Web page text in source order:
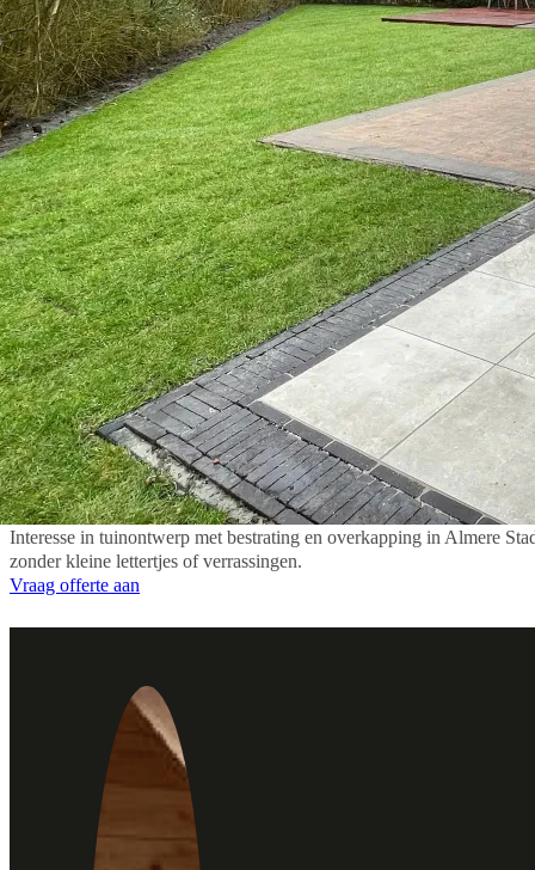
Wij werken efficiënt en helder: duidelijke
strak werk en advies waar nodig. Zo krijgt u
tuin die u voor ogen hebt.
Onze werkzaamheden variëren van praktische bestrating tot luxe
– Sierbestrating en opritten
– Overkappingen, pergola’s en vlonders
– Schuttingen, erfafscheidingen en poorten
– Terrassen, looppaden en tuintrappen
– Gazonaanleg, beplanting en verlichting
– Complete tuinaanleg op maat – van ontwerp tot oplevering
Met veel projecten in Almere Stad weten wij precies waar we
Uw tuin is bij ons in goede handen – van het eerste idee tot het
Ontvang snel een vrijblijvende offerte voor uw
tuinproject.
Interesse in tuinontwerp met bestrating en overkapping in Almere
zonder kleine lettertjes of verrassingen.
Vraag offerte aan